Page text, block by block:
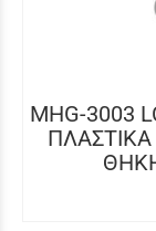
MHG-3003